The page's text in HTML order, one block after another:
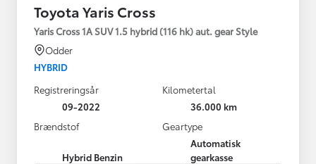
Toyota Yaris Cross
Yaris Cross 1A SUV 1.5 hybrid (116 hk) aut. gear Style
Odder
HYBRID
Registreringsår
09-2022
Kilometertal
36.000 km
Brændstof
Hybrid Benzin
Geartype
Automatisk
gearkasse